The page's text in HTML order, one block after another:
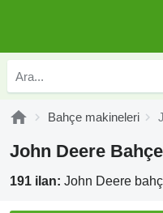
Bahçe makineleri
John Deere
191 ilan: John Deere